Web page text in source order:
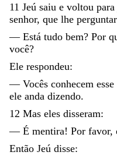
11 Jeú saiu e voltou para
senhor, que lhe
— Está tudo bem? Por
você?
Ele respondeu:
— Vocês conhecem esse
ele anda dizendo.
12 Mas eles disseram:
— É mentira! Por favor,
Então Jeú disse: